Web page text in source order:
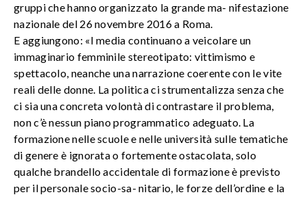
gruppi che hanno organizzato la grande ma- nifestazione
nazionale del 26 novembre 2016 a Roma.
E aggiungono: «I media continuano a veicolare un
immaginario femminile stereotipato: vittimismo e
spettacolo, neanche una narrazione coerente con le vite
reali delle donne. La politica ci strumentalizza senza che
ci sia una concreta volontà di contrastare il problema,
non c’è nessun piano programmatico adeguato. La
formazione nelle scuole e nelle università sulle tematiche
di genere è ignorata o fortemente ostacolata, solo
qualche brandello accidentale di formazione è previsto
per il personale socio-sa- nitario, le forze dell’ordine e la